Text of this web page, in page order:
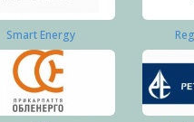
Smart Energy